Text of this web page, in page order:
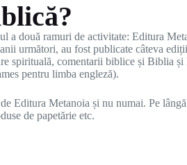
a două ramuri de activitate: Editura
următori, au fost publicate câteva
spirituală, comentarii biblice și Biblia
pentru limba engleză).
Editura Metanoia și nu numai. Pe
de papetărie etc.